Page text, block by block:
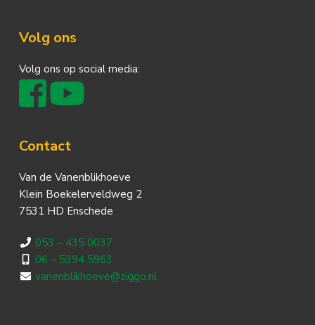
Footer
Volg ons
Volg ons op social media:
Contact
Van de Vanenblikhoeve
Klein Boekelerveldweg 2
7531 HD Enschede
053 – 435 0037
06 – 5394 5963
vanenblikhoeve@ziggo.nl